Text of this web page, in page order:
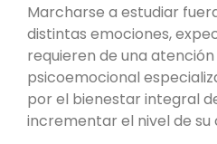
Marcharse a estudiar
distintas emociones,
requieren de una
psicoemocional
por el bienestar integral
incrementar el nivel de su